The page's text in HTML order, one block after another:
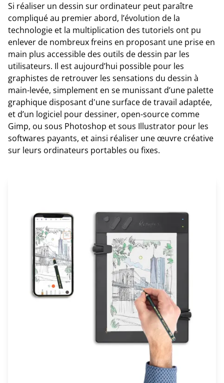
Si réaliser un dessin sur ordinateur peut paraître
compliqué au premier abord, l’évolution de la
technologie et la multiplication des tutoriels ont pu
enlever de nombreux freins en proposant une prise en
main plus accessible des outils de dessin par les
utilisateurs. Il est aujourd’hui possible pour les
graphistes de retrouver les sensations du dessin à
main-levée, simplement en se munissant d’une palette
graphique disposant d'une surface de travail adaptée,
et d’un logiciel pour dessiner, open-source comme
Gimp, ou sous Photoshop et sous Illustrator pour les
softwares payants, et ainsi réaliser une œuvre créative
sur leurs ordinateurs portables ou fixes.